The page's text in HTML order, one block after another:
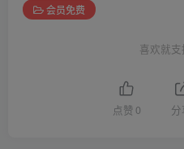
会员免费
喜欢就
点赞 0 分